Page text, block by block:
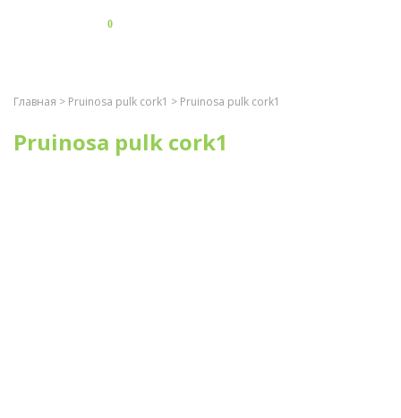
0
Главная > Pruinosa pulk cork1 > Pruinosa pulk cork1
Pruinosa pulk cork1